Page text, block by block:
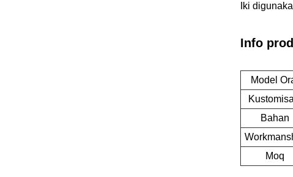
Iki
Info
Model
Bahan
Moq